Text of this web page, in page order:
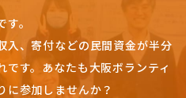
。
入、寄付などの民間資金が半分
す。 あなたも大阪ボランティ
に参加しませんか？